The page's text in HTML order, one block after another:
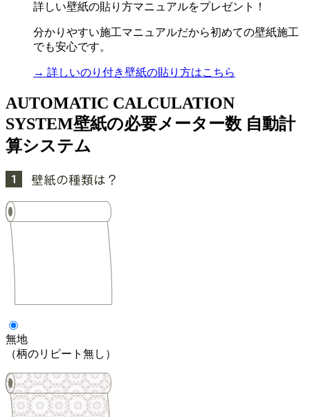
詳しい壁紙の貼り方マニュアルをプレゼント！
分かりやすい施工マニュアルだから初めての壁紙施工
でも安心です。
→ 詳しいのり付き壁紙の貼り方はこちら
AUTOMATIC CALCULATION
SYSTEM壁紙の必要メーター数 自動計
算システム
無地
（柄のリピート無し）